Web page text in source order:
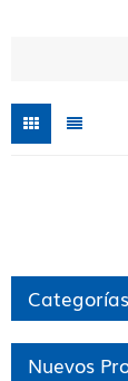
Categorías
Nuevos